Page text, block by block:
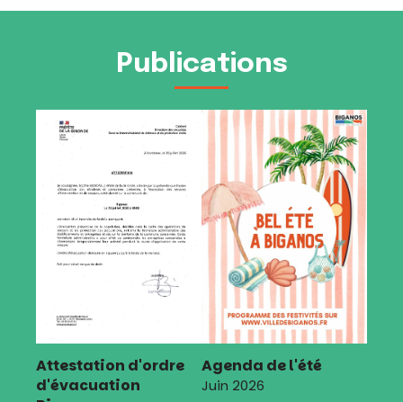
Publications
Attestation d'ordre
d'évacuation
Agenda de l'été
Juin 2026